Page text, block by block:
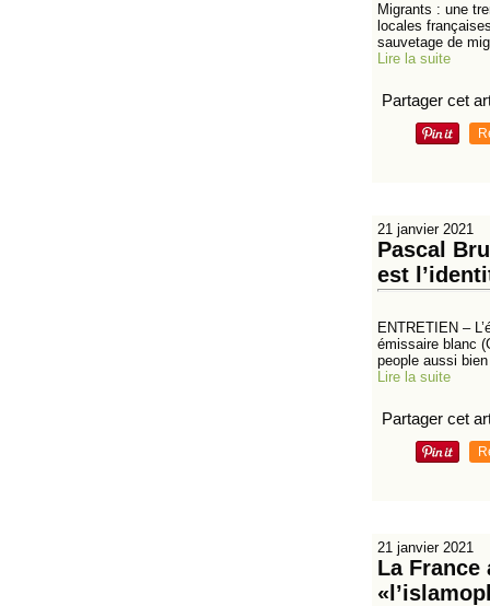
Migrants : une
locales
sauvetage de
Lire la suite
Partager cet
21 janvier 2021
Pascal
est
ENTRETIEN –
émissaire blanc
people aussi bien
Lire la suite
Partager cet
21 janvier 2021
La France